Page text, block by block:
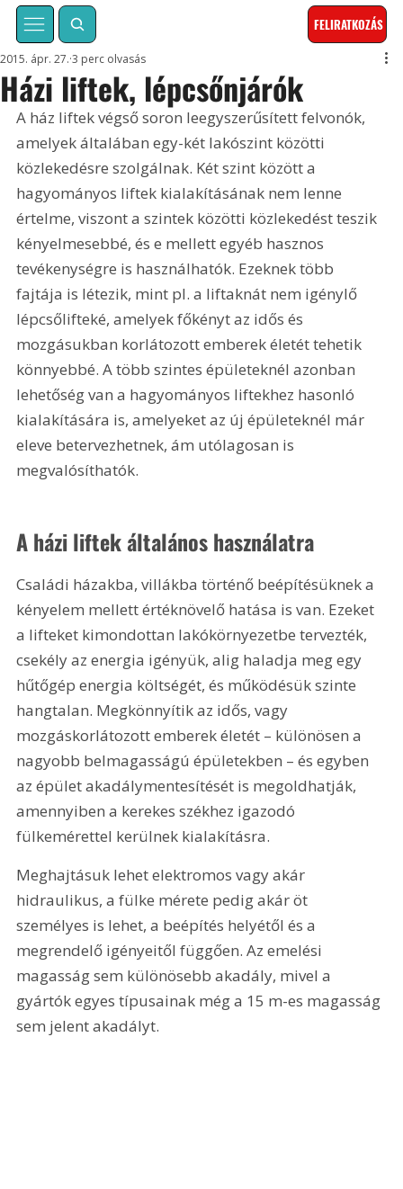
FELIRATKOZÁS
Házi liftek, lépcsőnjárók
2015. ápr. 27. 3 perc olvasás
A ház liftek végső soron leegyszerűsített felvonók,
amelyek általában egy-két lakószint közötti
közlekedésre szolgálnak. Két szint között a
hagyományos liftek kialakításának nem lenne
értelme, viszont a szintek közötti közlekedést teszik
kényelmesebbé, és e mellett egyéb hasznos
tevékenységre is használhatók. Ezeknek több
fajtája is létezik, mint pl. a liftaknát nem igénylő
lépcsőlifteké, amelyek főkényt az idős és
mozgásukban korlátozott emberek életét tehetik
könnyebbé. A több szintes épületeknél azonban
lehetőség van a hagyományos liftekhez hasonló
kialakítására is, amelyeket az új épületeknél már
eleve betervezhetnek, ám utólagosan is
megvalósíthatók.
A házi liftek általános használatra
Családi házakba, villákba történő beépítésüknek a
kényelem mellett értéknövelő hatása is van. Ezeket
a lifteket kimondottan lakókörnyezetbe tervezték,
csekély az energia igényük, alig haladja meg egy
hűtőgép energia költségét, és működésük szinte
hangtalan. Megkönnyítik az idős, vagy
mozgáskorlátozott emberek életét – különösen a
nagyobb belmagasságú épületekben – és egyben
az épület akadálymentesítését is megoldhatják,
amennyiben a kerekes székhez igazodó
fülkemérettel kerülnek kialakításra.
Meghajtásuk lehet elektromos vagy akár
hidraulikus, a fülke mérete pedig akár öt
személyes is lehet, a beépítés helyétől és a
megrendelő igényeitől függően. Az emelési
magasság sem különösebb akadály, mivel a
gyártók egyes típusainak még a 15 m-es magasság
sem jelent akadályt.